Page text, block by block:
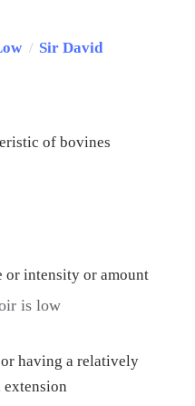
/ Sir David
of bovines
or intensity or amount
is low
having a relatively